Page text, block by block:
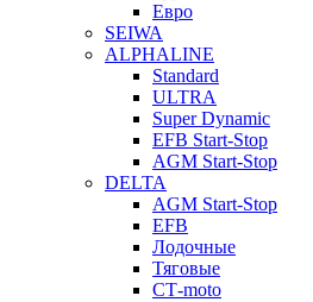
Евро
SEIWA
ALPHALINE
Standard
ULTRA
Super Dynamic
EFB Start-Stop
AGM Start-Stop
DELTA
AGM Start-Stop
EFB
Лодочные
Тяговые
СТ-moto